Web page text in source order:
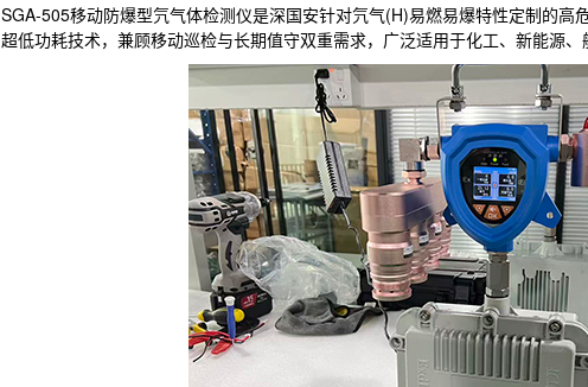
SGA-505移动防爆型氕气体检测仪是深国安针对氕气(H)易燃易爆特性定制的高
超低功耗技术，兼顾移动巡检与长期值守双重需求，广泛适用于化工、新能源、